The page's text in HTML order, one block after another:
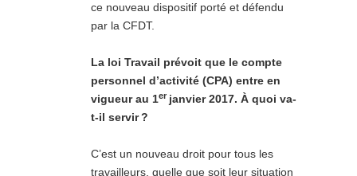
ce nouveau dispositif porté et défendu
par la CFDT.
La loi Travail prévoit que le compte
personnel d’activité (CPA) entre en
vigueurau 1er janvier 2017. À quoi va-
t-il servir ?
C’est un nouveau droit pour tous les
travailleurs, quelle que soit leur situation